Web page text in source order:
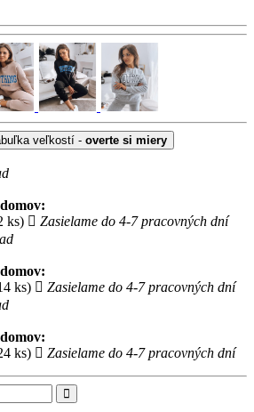
veľkostí - overte si miery
ks)
Zasielame do 4-7 pracovných dní
ks)
Zasielame do 4-7 pracovných dní
ks)
Zasielame do 4-7 pracovných dní